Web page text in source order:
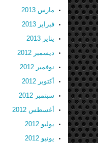
مارس 2013
فبراير 2013
يناير 2013
ديسمبر 2012
نوفمبر 2012
أكتوبر 2012
سبتمبر 2012
أغسطس 2012
يوليو 2012
يونيو 2012